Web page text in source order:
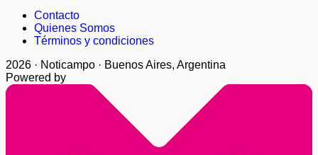
Contacto
Quienes Somos
Términos y condiciones
2026 · Noticampo · Buenos Aires, Argentina
Powered by